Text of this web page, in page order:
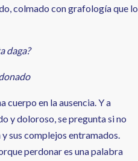
colmado con grafología que lo
daga?
cuerpo en la ausencia. Y a
y doloroso, se pregunta si no
sus complejos entramados.
perdonar es una palabra